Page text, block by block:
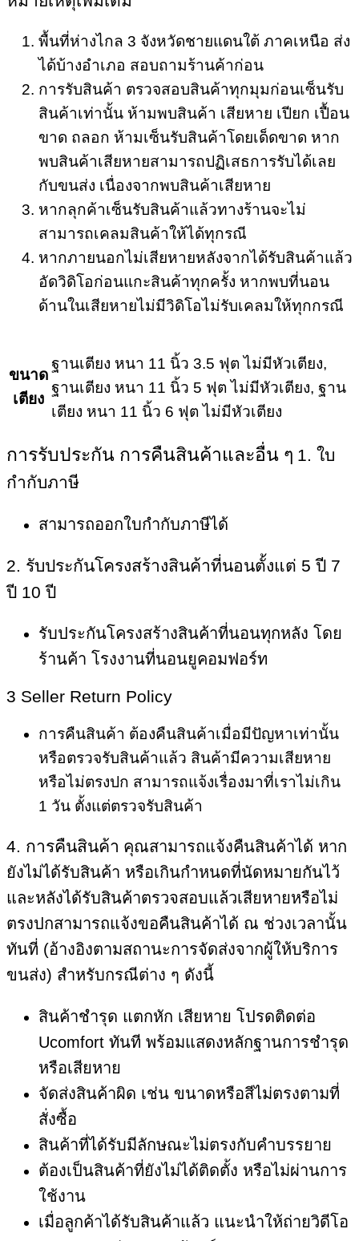
พื้นที่ห่างไกล 3 จังหวัดชายแดนใต้ ภาคเหนือ ส่ง
ได้บ้างอำเภอ สอบถามร้านค้าก่อน
การรับสินค้า ตรวจสอบสินค้าทุกมุมก่อนเซ็นรับ
สินค้าเท่านั้น ห้ามพบสินค้า เสียหาย เปียก เปื้อน
ขาด ถลอก ห้ามเซ็นรับสินค้าโดยเด็ดขาด หาก
พบสินค้าเสียหายสามารถปฏิเสธการรับได้เลย
กับขนส่ง เนื่องจากพบสินค้าเสียหาย
หากลุกค้าเซ็นรับสินค้าแล้วทางร้านจะไม่
สามารถเคลมสินค้าให้ได้ทุกรณี
หากภายนอกไม่เสียหายหลังจากได้รับสินค้าแล้ว
อัดวิดิโอก่อนแกะสินค้าทุกครั้ง หากพบที่นอน
ด้านในเสียหายไม่มีวิดิโอไม่รับเคลมให้ทุกกรณี
ขนาด
เตียง
ฐานเตียง หนา 11 นิ้ว 3.5 ฟุต ไม่มีหัวเตียง,
ฐานเตียง หนา 11 นิ้ว 5 ฟุต ไม่มีหัวเตียง, ฐาน
เตียง หนา 11 นิ้ว 6 ฟุต ไม่มีหัวเตียง
การรับประกัน การคืนสินค้าและอื่น ๆ 1. ใบ
กำกับภาษี
สามารถออกใบกำกับภาษีได้
2. รับประกันโครงสร้างสินค้าที่นอนตั้งแต่ 5 ปี 7
ปี 10 ปี
รับประกันโครงสร้างสินค้าที่นอนทุกหลัง โดย
ร้านค้า โรงงานที่นอนยูคอมฟอร์ท
3 Seller Return Policy
การคืนสินค้า ต้องคืนสินค้าเมื่อมีปัญหาเท่านั้น
หรือตรวจรับสินค้าแล้ว สินค้ามีความเสียหาย
หรือไม่ตรงปก สามารถแจ้งเรื่องมาที่เราไม่เกิน
1 วัน ตั้งแต่ตรวจรับสินค้า
4. การคืนสินค้า คุณสามารถแจ้งคืนสินค้าได้ หาก
ยังไม่ได้รับสินค้า หรือเกินกำหนดที่นัดหมายกันไว้
และหลังได้รับสินค้าตรวจสอบแล้วเสียหายหรือไม่
ตรงปกสามารถแจ้งขอคืนสินค้าได้ ณ ช่วงเวลานั้น
ทันที่ (อ้างอิงตามสถานะการจัดส่งจากผู้ให้บริการ
ขนส่ง) สำหรับกรณีต่าง ๆ ดังนี้
สินค้าชำรุด แตกหัก เสียหาย โปรดติดต่อ
Ucomfort ทันที พร้อมแสดงหลักฐานการชํารุด
หรือเสียหาย
จัดส่งสินค้าผิด เช่น ขนาดหรือสีไม่ตรงตามที่
สั่งซื้อ
สินค้าที่ได้รับมีลักษณะไม่ตรงกับคำบรรยาย
ต้องเป็นสินค้าที่ยังไม่ได้ติดตั้ง หรือไม่ผ่านการ
ใช้งาน
เมื่อลูกค้าได้รับสินค้าแล้ว แนะนำให้ถ่ายวิดีโอ